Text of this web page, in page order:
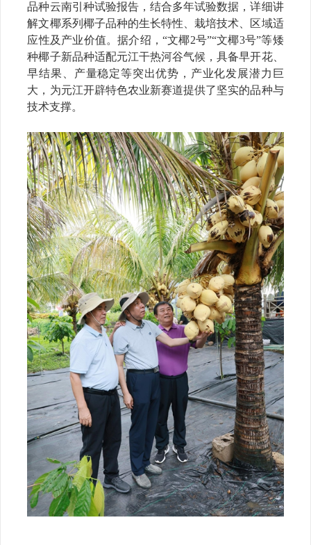
品种云南引种试验报告，结合多年试验数据，详细讲
解文椰系列椰子品种的生长特性、栽培技术、区域适
应性及产业价值。据介绍， “文椰2号”“文椰3号”等矮
种椰子新品种适配元江干热河谷气候，具备早开花、
早结果、产量稳定等突出优势，产业化发展潜力巨
大，为元江开辟特色农业新赛道提供了坚实的品种与
技术支撑。